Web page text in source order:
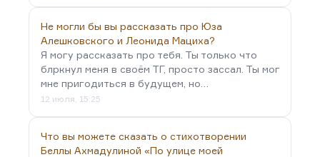
Не могли бы вы рассказать про Юза
Алешковского и Леонида Мациха?
Я могу рассказать про тебя. Ты только что
блркнул меня в своём ТГ, просто зассал. Ты мог
мне пригодиться в будущем, но…
12 июля, 15:25
Что вы можете сказать о стихотворении
Беллы Ахмадулиной «По улице моей